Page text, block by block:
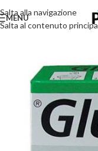
Salta alla navigazione
Salta al contenuto
MENU